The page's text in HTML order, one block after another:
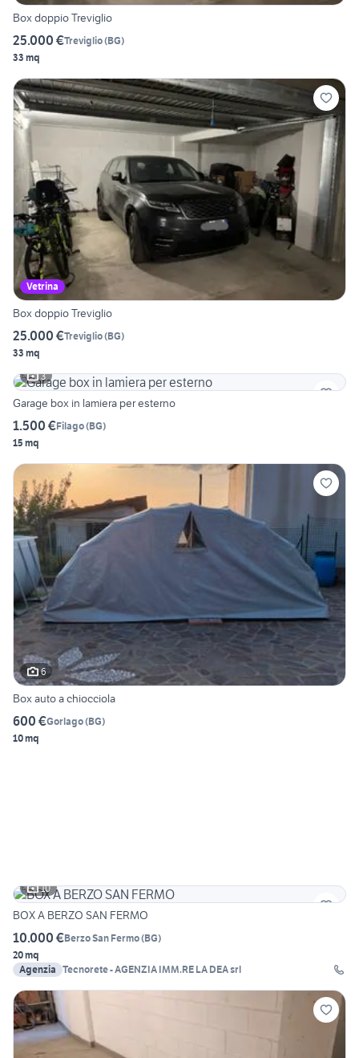
Box doppio Treviglio
25.000 €Treviglio(BG)
33 mq
Vetrina
Box doppio Treviglio
25.000 €Treviglio(BG)
33 mq
3
Garage box in lamiera per esterno
1.500 €Filago(BG)
15 mq
6
Box auto a chiocciola
600 €Gorlago(BG)
10 mq
10
BOX A BERZO SAN FERMO
10.000 €Berzo San Fermo(BG)
20 mq
Agenzia Tecnorete - AGENZIA IMM.RE LA DEA srl